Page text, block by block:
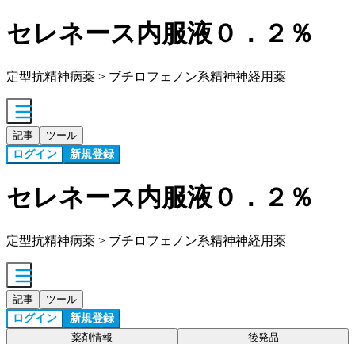
セレネース内服液０．２％
定型抗精神病薬 > ブチロフェノン系精神神経用薬
記事 ツール
ログイン 新規登録
セレネース内服液０．２％
定型抗精神病薬 > ブチロフェノン系精神神経用薬
記事 ツール
ログイン 新規登録
薬剤情報 後発品